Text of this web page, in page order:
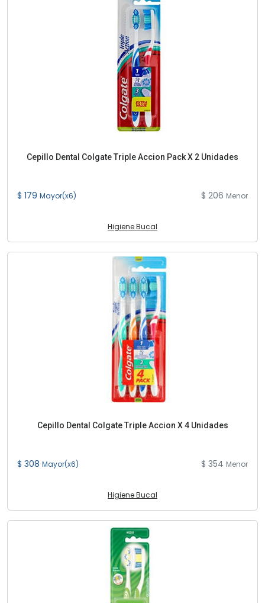
Cepillo Dental Colgate Triple Accion Pack X 2 Unidades
$ 179 Mayor(x6) $ 206 Menor
Higiene Bucal
Cepillo Dental Colgate Triple Accion X 4 Unidades
$ 308 Mayor(x6) $ 354 Menor
Higiene Bucal